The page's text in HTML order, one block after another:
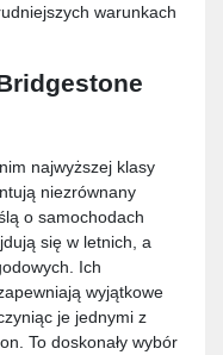
warunkach
najwyższej klasy
niezrównany
o samochodach
się w letnich, a
Ich
wyjątkowe
je jednymi z
To doskonały wybór